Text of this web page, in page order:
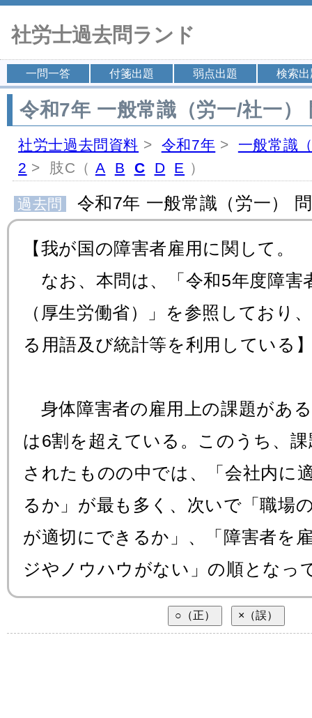
社労士過去問ランド
一問一答 付箋出題 弱点出題 検索出
令和7年 一般常識（労一/社一）
社労士過去問資料 > 令和7年 > 一般常識
2 > 肢C（ A B C D E ）
過去問 令和7年 一般常識（労一）
【我が国の障害者雇用に関して。
なお、本問は、「令和5年度障害
（厚生労働省）」を参照しており
る用語及び統計等を利用している
身体障害者の雇用上の課題があ
は6割を超えている。このうち、
されたものの中では、「会社内に
るか」が最も多く、次いで「職場
が適切にできるか」、「障害者を
ジやノウハウがない」の順となっ